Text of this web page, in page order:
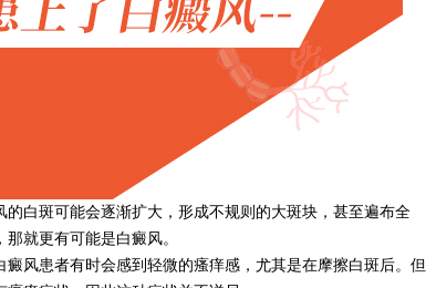
白斑可能会逐渐扩大，形成不规则的大斑块，甚至遍布全
就更有可能是白癜风。
患者有时会感到轻微的瘙痒感，尤其是在摩擦白斑后。但